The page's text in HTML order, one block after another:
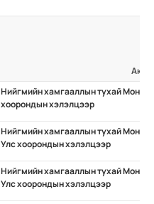
Нийгмийн хамгааллын тухай
хоорондын хэлэлцээр
Нийгмийн хамгааллын тухай
Улс хоорондын хэлэлцээр
Нийгмийн хамгааллын тухай
Улс хоорондын хэлэлцээр